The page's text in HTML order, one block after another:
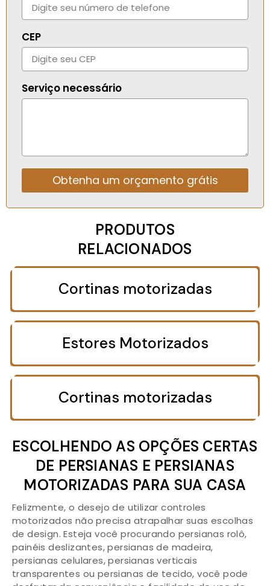
que ela precisa.
CEP
Serviço necessário
Obtenha um orçamento grátis
PRODUTOS
RELACIONADOS
Cortinas motorizadas
Estores Motorizados
Cortinas motorizadas
ESCOLHENDO AS OPÇÕES CERTAS
DE PERSIANAS E PERSIANAS
MOTORIZADAS PARA SUA CASA
Felizmente, o desejo de utilizar controles
motorizados não precisa atrapalhar suas escolhas
de design. Esteja você procurando persianas rolô,
painéis deslizantes, persianas de madeira,
persianas celulares, persianas verticais
transparentes ou persianas de tecido, você pode